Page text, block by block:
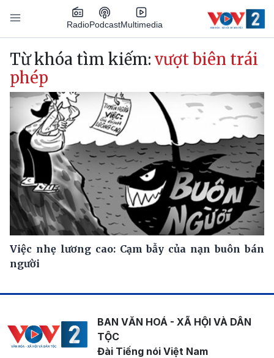
Nhảy đến nội dung
RadioPodcastMultimedia
Main navigation
Từ khóa tìm kiếm: vượt biên trái
phép
Việc nhẹ lương cao: Cạm bẫy của nạn buôn bán
người
BAN VĂN HOÁ - XÃ HỘI VÀ DÂN
TỘC
Đài Tiếng nói Việt Nam